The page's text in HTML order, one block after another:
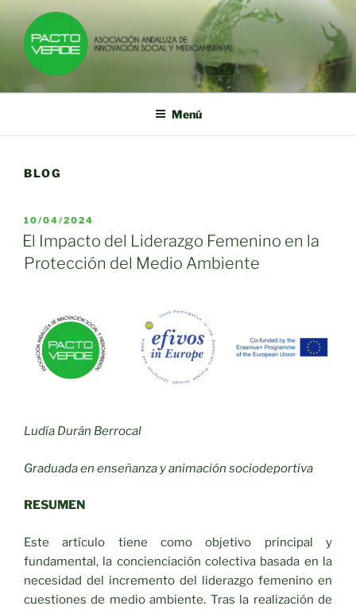
contenido
PACTO VERDE
Asociación Andaluza de Innovación Social y Medioambiental
Menú
BLOG
PUBLICADO
EL
10/04/2024
El Impacto del Liderazgo Femenino en la
Protección del Medio Ambiente
Ludía Durán Berrocal
Graduada en enseñanza y animación sociodeportiva
RESUMEN
Este artículo tiene como objetivo principal y
fundamental, la concienciación colectiva basada en la
necesidad del incremento del liderazgo femenino en
cuestiones de medio ambiente. Tras la realización de